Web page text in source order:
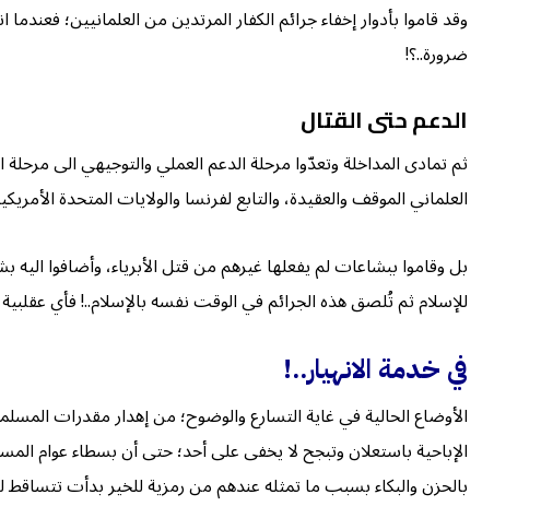
وقد قاموا بأدوار إخفاء جرائم الكفار المرتدين من العلمانيين؛
ضرورة..؟!
الدعم حتى القتال
ثم تمادى المداخلة وتعدّوا مرحلة الدعم العملي والتوجيهي الى
العلماني الموقف والعقيدة، والتابع لفرنسا والولايات المتحدة
بل وقاموا ببشاعات لم يفعلها غيرهم من قتل الأبرياء، وأضافوا
للإسلام ثم تُلصق هذه الجرائم في الوقت نفسه بالإسلام..! فأي عقلبية
في خدمة الانهيار..!
الأوضاع الحالية في غاية التسارع والوضوح؛ من إهدار مقدرات
الإباحية باستعلان وتبجح لا يخفى على أحد؛ حتى أن بسطاء عوام
بالحزن والبكاء بسبب ما تمثله عندهم من رمزية للخير بدأت تتساقط